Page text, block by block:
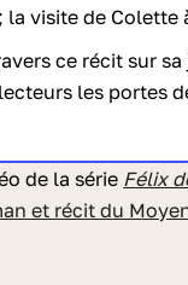
la visite de Colette
ce récit sur
les portes
de la série Félix
et récit du